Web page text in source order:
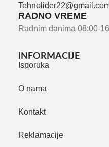
RADNO VREME
Radnim danima 08:00-
INFORMACIJE
Isporuka
O nama
Kontakt
Reklamacije